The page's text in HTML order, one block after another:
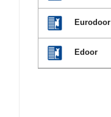
Eurodoor
Edoor